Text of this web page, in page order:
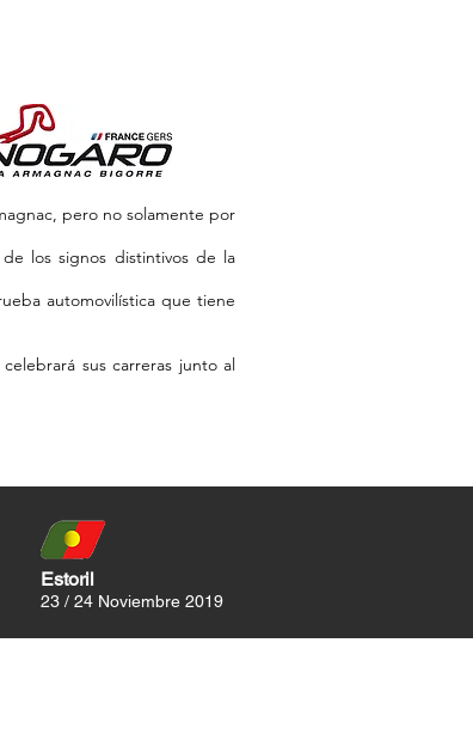
pero no solamente por
los signos distintivos de la
automovilística que tiene
sus carreras junto al
Estoril
23 / 24 Noviembre 2019